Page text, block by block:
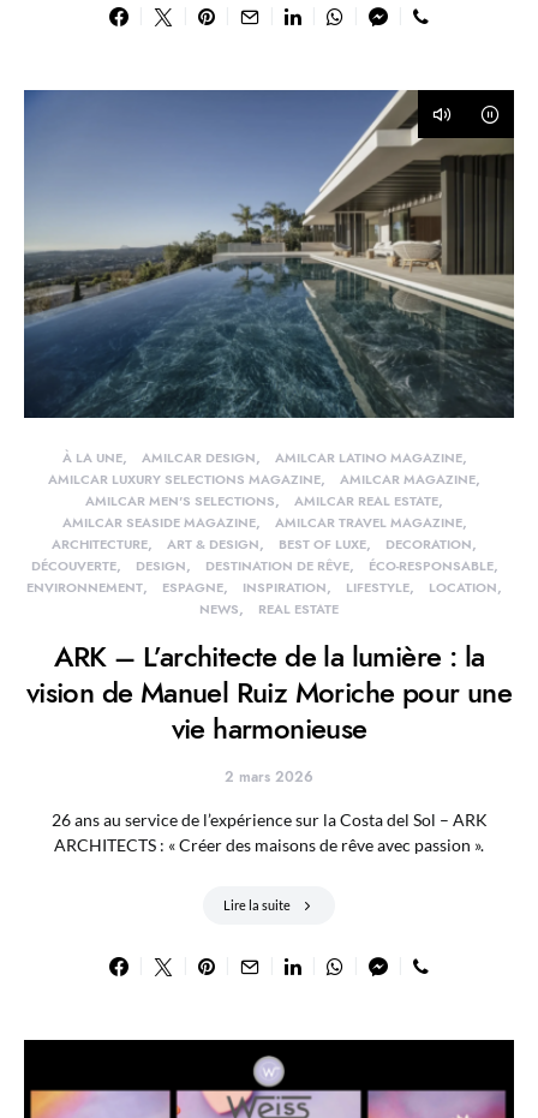
À LA UNE AMILCAR DESIGN
AMILCAR LATINO MAGAZINE
AMILCAR LUXURY SELECTIONS MAGAZINE
AMILCAR MAGAZINE
AMILCAR MEN'S SELECTIONS
AMILCAR REAL ESTATE
AMILCAR SEASIDE MAGAZINE
AMILCAR TRAVEL MAGAZINE
ARCHITECTURE
ART & DESIGN BEST OF LUXE
DECORATION
DÉCOUVERTE
DESIGN DESTINATION DE RÊVE
ÉCO-RESPONSABLE
ENVIRONNEMENT
ESPAGNE INSPIRATION LIFESTYLE
LOCATION
NEWS
REAL ESTATE
ARK – L’architecte de la lumière : la
vision de Manuel Ruiz Moriche pour une
vie harmonieuse
2 mars 2026
26 ans au service de l’expérience sur la Costa del Sol – ARK
ARCHITECTS : « Créer des maisons de rêve avec passion ».
Lire la suite